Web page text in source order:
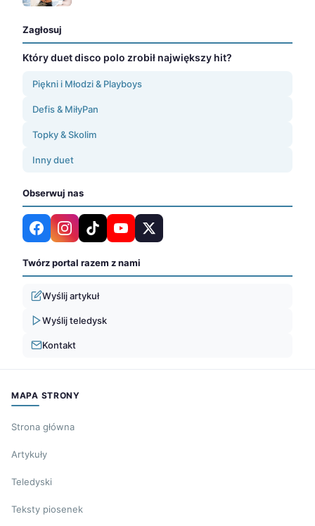
Zagłosuj
Który duet disco polo zrobił największy hit?
Piękni i Młodzi & Playboys
Defis & MiłyPan
Topky & Skolim
Inny duet
Obserwuj nas
Twórz portal razem z nami
Wyślij artykuł
Wyślij teledysk
Kontakt
MAPA STRONY
Strona główna
Artykuły
Teledyski
Teksty piosenek